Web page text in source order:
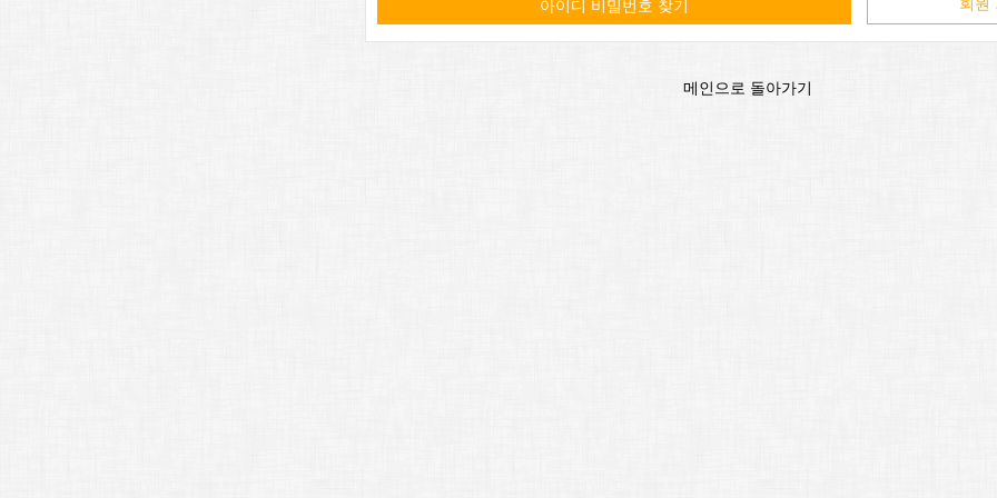
아이디 비밀번호 찾기
메인으로 돌아가기